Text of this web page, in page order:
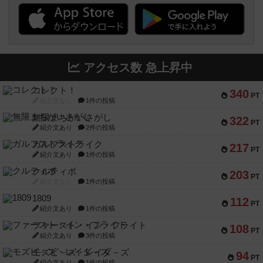
アクセス数 急上昇中
340 PT
コレクト！
1件の投稿
322 PT
無限まちがいさがし
紹介文あり 2件の投稿
217 PT
ガルフストライク
紹介文あり 1件の投稿
203 PT
クルティボ
1件の投稿
112 PT
1809
紹介文あり 1件の投稿
108 PT
ファースト・イン・フライト
紹介文あり 3件の投稿
94 PT
モズビ－ズ・レイダ－ズ